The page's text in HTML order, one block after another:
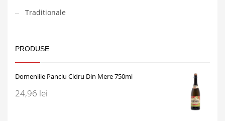
Traditionale
PRODUSE
Domeniile Panciu Cidru Din Mere 750ml
24,96 lei